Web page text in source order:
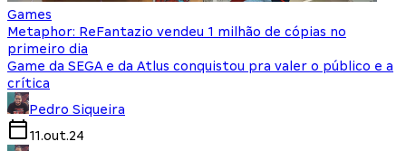
Games
Metaphor: ReFantazio vendeu 1 milhão de cópias no
primeiro dia
Game da SEGA e da Atlus conquistou pra valer o público e a
crítica
Pedro Siqueira
11.out.24